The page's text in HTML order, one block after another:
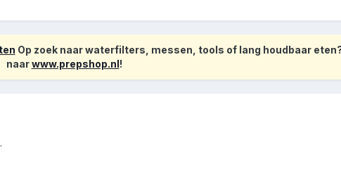
Op zoek naar waterfilters, messen, tools of lang houdbaar
naarwww.prepshop.nl!